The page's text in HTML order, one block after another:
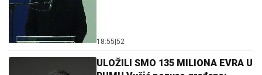
18:55 52
ULOŽILI SMO 135 MILIONA EVRA U